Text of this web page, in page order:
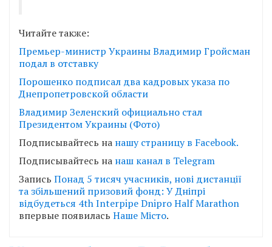
Читайте также:
Премьер-министр Украины Владимир Гройсман
подал в отставку
Порошенко подписал два кадровых указа по
Днепропетровской области
Владимир Зеленский официально стал
Президентом Украины (Фото)
Подписывайтесь на нашу страницу в Facebook.
Подписывайтесь на наш канал в Telegram
Запись Понад 5 тисяч учасників, нові дистанції
та збільшений призовий фонд: У Дніпрі
відбудеться 4th Interpipe Dnipro Half Marathon
впервые появилась Наше Місто.